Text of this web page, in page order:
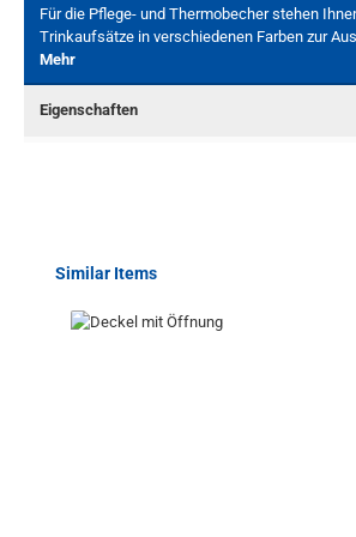
Für die Pflege- und Thermobecher stehen
Trinkaufsätze in verschiedenen Farben zur
Mehr
Eigenschaften
Produktgalerie überspringen
Similar Items